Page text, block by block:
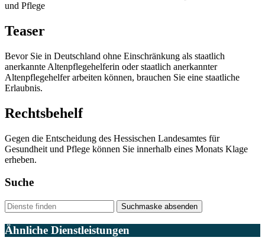
und Pflege
Teaser
Bevor Sie in Deutschland ohne Einschränkung als staatlich
anerkannte Altenpflegehelferin oder staatlich anerkannter
Altenpflegehelfer arbeiten können, brauchen Sie eine staatliche
Erlaubnis.
Rechtsbehelf
Gegen die Entscheidung des Hessischen Landesamtes für
Gesundheit und Pflege können Sie innerhalb eines Monats Klage
erheben.
Suche
Suchmaske absenden
Ähnliche Dienstleistungen